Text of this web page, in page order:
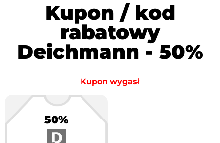
Kupon / kod
rabatowy
Deichmann - 50%
Kupon wygasł
50%